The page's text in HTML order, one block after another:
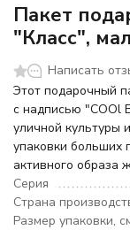
Пакет
"Класс",
Написать
Этот подарочный
с надписью "COOl
уличной культуры
упаковки больших
активного образа
Серия
Страна
Размер упаковки,